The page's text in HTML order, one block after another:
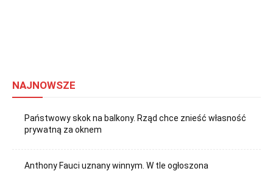
NAJNOWSZE
Państwowy skok na balkony. Rząd chce znieść własność
prywatną za oknem
Anthony Fauci uznany winnym. W tle ogłoszona